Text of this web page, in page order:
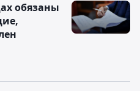
обязаны